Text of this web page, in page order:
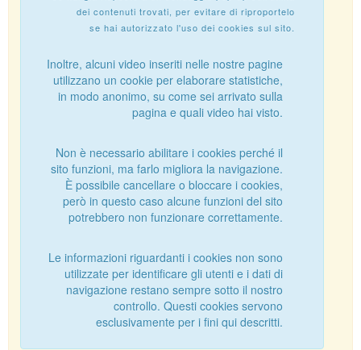
dei contenuti trovati, per evitare di riproportelo
se hai autorizzato l'uso dei cookies sul sito.
Inoltre, alcuni video inseriti nelle nostre pagine
utilizzano un cookie per elaborare statistiche,
in modo anonimo, su come sei arrivato sulla
pagina e quali video hai visto.
Non è necessario abilitare i cookies perché il
sito funzioni, ma farlo migliora la navigazione.
È possibile cancellare o bloccare i cookies,
però in questo caso alcune funzioni del sito
potrebbero non funzionare correttamente.
Le informazioni riguardanti i cookies non sono
utilizzate per identificare gli utenti e i dati di
navigazione restano sempre sotto il nostro
controllo. Questi cookies servono
esclusivamente per i fini qui descritti.